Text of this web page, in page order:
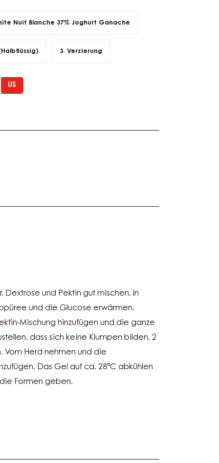
Nuit Blanche 37% Joghurt Ganache
Verzierung
US
Dextrose und Pektin gut mischen. In
und die Glucose erwärmen.
Mischung hinzufügen und die ganze
dass sich keine Klumpen bilden. 2
Vom Herd nehmen und die
Das Gel auf ca. 28°C abkühlen
Formen geben.